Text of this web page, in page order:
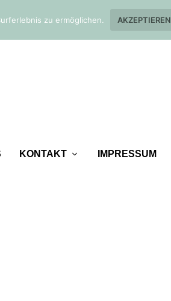
KONTAKT IMPRESSUM
zu ermöglichen. AKZEPTIEREN